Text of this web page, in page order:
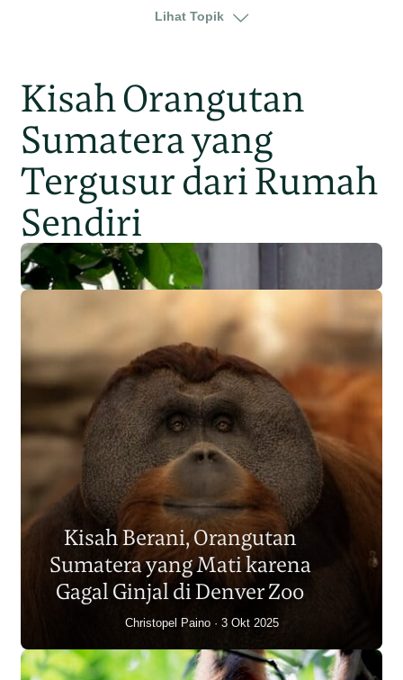
kalimantan selatan
Lihat Topik
Kisah Orangutan
Sumatera yang
Tergusur dari Rumah
Sendiri
Populasi Orangutan
Sumatera Berkurang 2.700
Individu dalam Satu Dekade?
Junaidi Hanafiah 14 Jul 2026
Kisah Berani, Orangutan
Sumatera yang Mati karena
Gagal Ginjal di Denver Zoo
Christopel Paino 3 Okt 2025